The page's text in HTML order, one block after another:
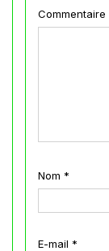
Commentaire
Nom *
E-mail *